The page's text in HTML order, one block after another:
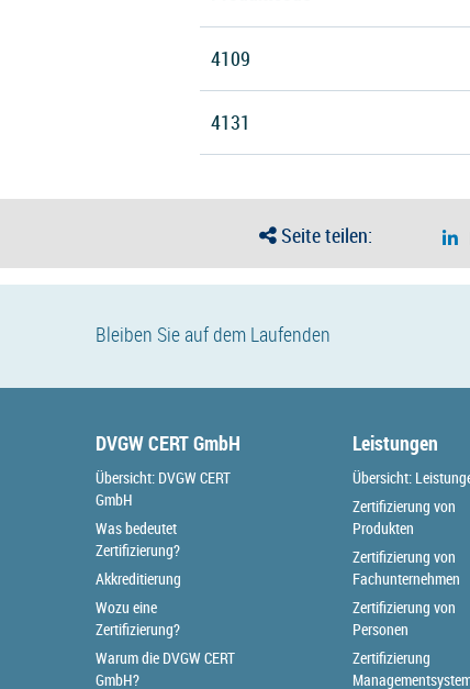
4109
4131
Seite teilen:
Bleiben Sie auf dem Laufenden
DVGW CERT GmbH
Übersicht: DVGW CERT
GmbH
Was bedeutet
Zertifizierung?
Akkreditierung
Wozu eine
Zertifizierung?
Warum die DVGW CERT
GmbH?
Leistungen
Übersicht:
Zertifizierung von
Produkten
Zertifizierung von
Fachunternehmen
Zertifizierung von
Personen
Zertifizierung